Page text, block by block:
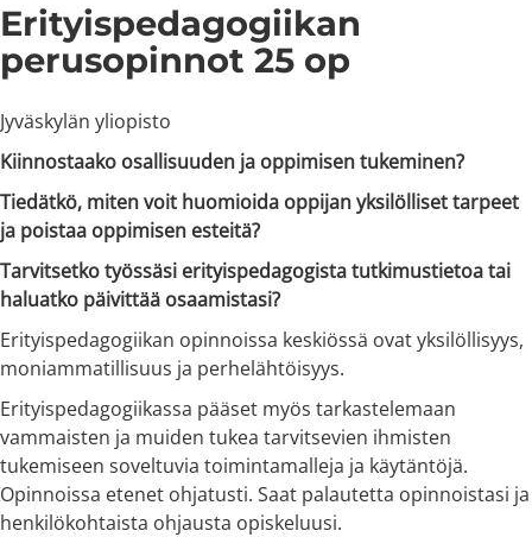
Erityispedagogiikan
perusopinnot 25 op
Jyväskylän yliopisto
Kiinnostaako osallisuuden ja oppimisen tukeminen?
Tiedätkö, miten voit huomioida oppijan yksilölliset tarpeet
ja poistaa oppimisen esteitä?
Tarvitsetko työssäsi erityispedagogista tutkimustietoa tai
haluatko päivittää osaamistasi?
Erityispedagogiikan opinnoissa keskiössä ovat yksilöllisyys,
moniammatillisuus ja perhelähtöisyys.
Erityispedagogiikassa pääset myös tarkastelemaan
vammaisten ja muiden tukea tarvitsevien ihmisten
tukemiseen soveltuvia toimintamalleja ja käytäntöjä.
Opinnoissa etenet ohjatusti. Saat palautetta opinnoistasi ja
henkilökohtaista ohjausta opiskeluusi.